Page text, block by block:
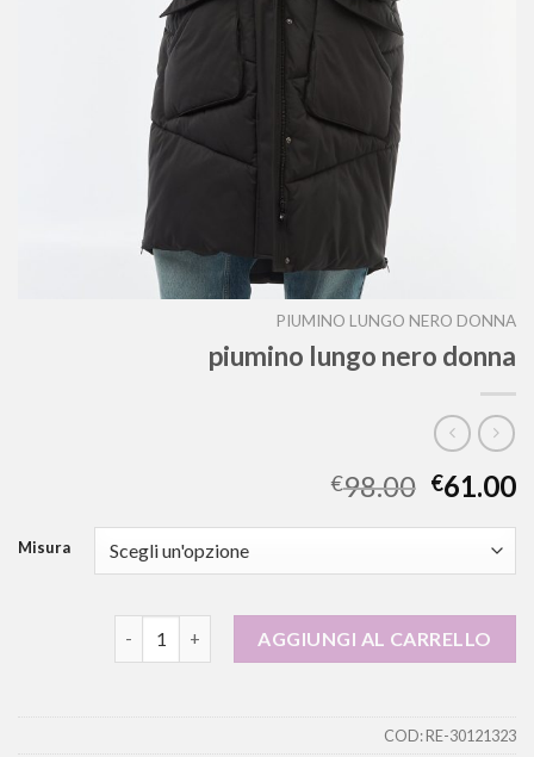
PIUMINO LUNGO NERO DONNA
piumino lungo nero donna
€98.00 €61.00
Misura
AGGIUNGI AL CARRELLO
COD:RE-30121323